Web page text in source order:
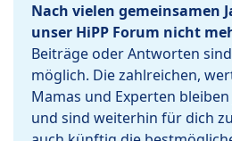
Nach vielen gemeinsamen
unser HiPP Forum nicht
Beiträge oder Antworten
möglich. Die zahlreichen,
Mamas und Experten
und sind weiterhin für dich